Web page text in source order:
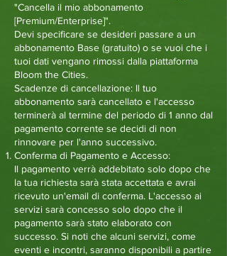
"Cancella il mio abbonamento
[Premium/Enterprise]".
Devi specificare se desideri passare a un
abbonamento Base (gratuito) o se vuoi che i
tuoi dati vengano rimossi dalla piattaforma
Bloom the Cities.
Scadenze di cancellazione: Il tuo
abbonamento sarà cancellato e l'accesso
terminerà al termine del periodo di 1 anno dal
pagamento corrente se decidi di non
rinnovare per l'anno successivo.
Conferma di Pagamento e Accesso:
Il pagamento verrà addebitato solo dopo che
la tua richiesta sarà stata accettata e avrai
ricevuto un'email di conferma. L'accesso ai
servizi sarà concesso solo dopo che il
pagamento sarà stato elaborato con
successo. Si noti che alcuni servizi, come
eventi e incontri, saranno disponibili a partire